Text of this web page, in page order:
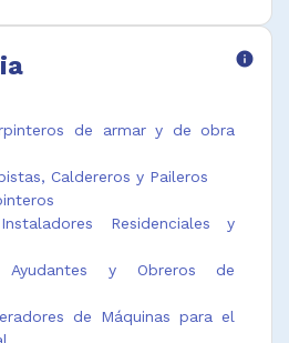
avisos
info
de armar y de obra
Caldereros y Paileros
Residenciales y
y Obreros de
de Máquinas para el